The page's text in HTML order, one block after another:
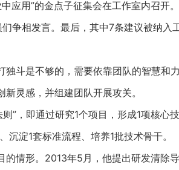
用”的金点子征集会在工作室内召开
争相发言。最后，其中7条建议被纳入
斗是不够的，需要依靠团队的智慧和
灵感，并组建团队开展攻关。
，即通过研究1个项目，形成1项核心
沉淀1套标准流程、培养1批技术骨干。
情形。2013年5月，他提出研发清除